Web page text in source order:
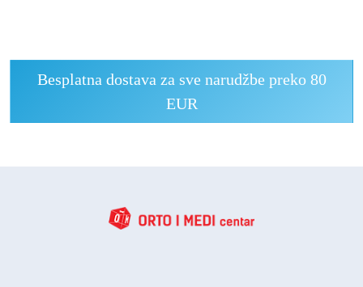
Besplatna dostava za sve narudžbe preko 80
EUR